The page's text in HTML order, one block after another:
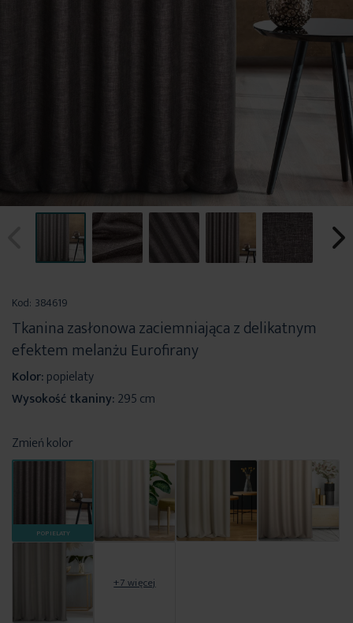
początek
galerii
Kod: 384619
Tkanina zasłonowa zaciemniająca z delikatnym
efektem melanżu Eurofirany
Kolor:popielaty
Wysokość tkaniny:295 cm
Zmień kolor
POPIELATY
+7 więcej